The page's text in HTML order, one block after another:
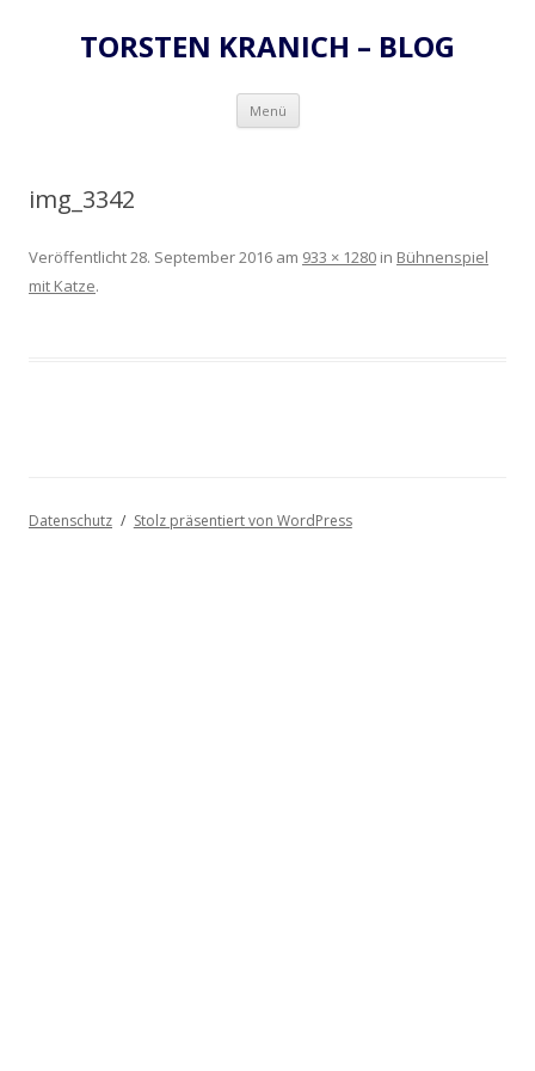
TORSTEN KRANICH – BLOG
Menü Zum
springen
img_3342
Veröffentlicht28. September 2016 am 933 × 1280 in Bühnenspiel
mit Katze.
Datenschutz Stolz präsentiert von WordPress